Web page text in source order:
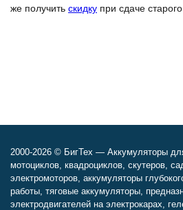
же получить скидку при сдаче
2000-2026 © БигТех — Аккумуляторы
мотоциклов, квадроциклов, скутеров,
электромоторов, аккумуляторы
работы, тяговые аккумуляторы,
электродвигателей на электрокарах,